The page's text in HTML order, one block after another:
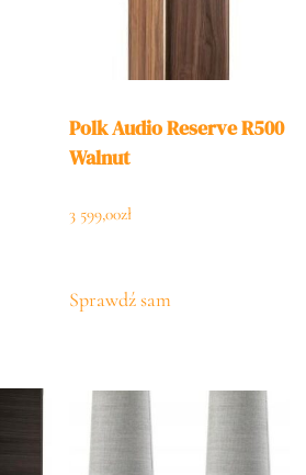
Polk Audio Reserve R500
Walnut
3 599,00zł
Sprawdź sam